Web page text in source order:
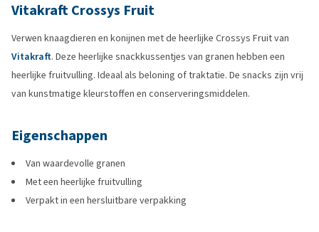
Vitakraft Crossys Fruit
Verwen knaagdieren en konijnen met de heerlijke Crossys Fruit van
Vitakraft. Deze heerlijke snackkussentjes van granen hebben een
heerlijke fruitvulling. Ideaal als beloning of traktatie. De snacks zijn vrij
van kunstmatige kleurstoffen en conserveringsmiddelen.
Eigenschappen
Van waardevolle granen
Met een heerlijke fruitvulling
Verpakt in een hersluitbare verpakking